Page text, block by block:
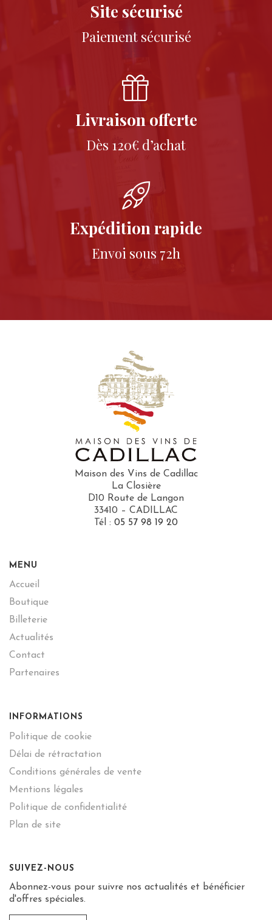
Site sécurisé
Paiement sécurisé
Livraison offerte
Dès 120€ d’achat
Expédition rapide
Envoi sous 72h
Maison des Vins de Cadillac
La Closière
D10 Route de Langon
33410 – CADILLAC
Tél : 05 57 98 19 20
MENU
Accueil
Boutique
Billeterie
Actualités
Contact
Partenaires
INFORMATIONS
Politique de cookie
Délai de rétractation
Conditions générales de vente
Mentions légales
Politique de confidentialité
Plan de site
SUIVEZ-NOUS
Abonnez-vous pour suivre nos actualités et bénéficier
d'offres spéciales.